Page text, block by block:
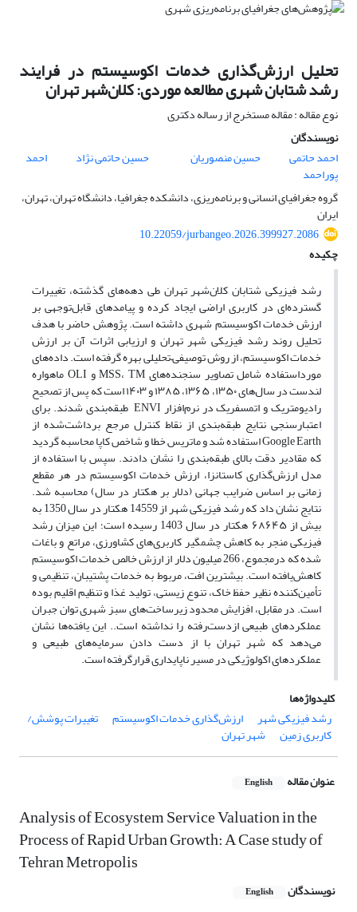
تحلیل ارزش‌گذاری خدمات اکوسیستم در فرایند
رشد شتابان شهری مطالعه موردی: کلان‌شهر تهران
نوع مقاله : مقاله مستخرج از رساله دکتری
نویسندگان
احمد حاتمی
حسین منصوریان حسین حاتمی نژاد احمد
پوراحمد
گروه جغرافیای انسانی و برنامه‌ریزی، دانشکده جغرافیا، دانشگاه تهران، تهران،
ایران
10.22059/jurbangeo.2026.399927.2086
چکیده
رشد فیزیکی شتابان کلان‌شهر تهران طی دهه‌های گذشته، تغییرات
گسترده‌ای در کاربری اراضی ایجاد کرده و پیامدهای قابل‌توجهی بر
ارزش خدمات اکوسیستم شهری داشته است. پژوهش حاضر با هدف
تحلیل روند رشد فیزیکی شهر تهران و ارزیابی اثرات آن بر ارزش
خدمات اکوسیستم، از روش توصیفی–تحلیلی بهره گرفته است. داده‌های
مورداستفاده شامل تصاویر سنجنده‌های MSS، TM و OLI ماهواره
لندست در سال‌های ۱۳۵۰، ۱۳۶۵، ۱۳۸۵ و ۱۴۰۳ است که پس از تصحیح
رادیومتریک و اتمسفریک در نرم‌افزار ENVI طبقه‌بندی شدند. برای
اعتبارسنجی نتایج طبقه‌بندی از نقاط کنترل مرجع برداشت‌شده از
GoogleEarth استفاده شد و ماتریس خطا و شاخص کاپا محاسبه گردید
که مقادیر دقت بالای طبقه‌بندی را نشان دادند. سپس با استفاده از
مدل ارزش‌گذاری کاستانزا، ارزش خدمات اکوسیستم در هر مقطع
زمانی بر اساس ضرایب جهانی (دلار بر هکتار در سال) محاسبه شد.
نتایج نشان داد که رشد فیزیکی شهر از 14559 هکتار در سال 1350 به
بیش از ۶۸۶۴۵ هکتار در سال 1403 رسیده است؛ این میزان رشد
فیزیکی منجر به کاهش چشمگیر کاربری‌های کشاورزی، مراتع و باغات
شده که درمجموع، 266 میلیون دلار از ارزش خالص خدمات اکوسیستم
کاهش‌یافته است. بیشترین افت، مربوط به خدمات پشتیبان، تنظیمی و
تأمین‌کننده نظیر حفظ خاک، تنوع زیستی، تولید غذا و تنظیم اقلیم بوده
است. در مقابل، افزایش محدود زیرساخت‌های سبز شهری توان جبران
عملکردهای طبیعی ازدست‌رفته را نداشته است.. این یافته‌ها نشان
می‌دهد که شهر تهران با از دست دادن سرمایه‌های طبیعی و
عملکردهای اکولوژیکی در مسیر ناپایداری قرارگرفته است.
کلیدواژه‌ها
رشد فیزیکی شهر
ارزش‌گذاری خدمات اکوسیستم تغییرات پوشش/
کاربری زمین شهر تهران
عنوان مقاله English
Analysis of Ecosystem Service Valuation in the
Process of Rapid Urban Growth: A Case study of
Tehran Metropolis
نویسندگان English